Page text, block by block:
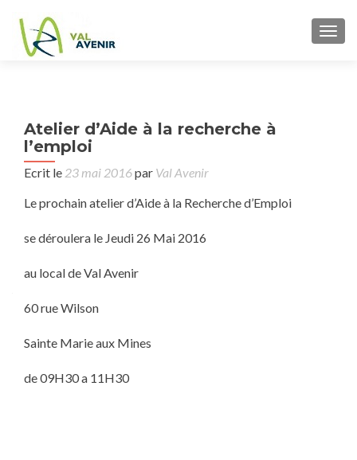
Atelier d’Aide à la recherche à
l’emploi
Ecrit le 23 mai 2016par Val Avenir
Le prochain atelier d’Aide à la Recherche d’Emploi
se déroulera le Jeudi 26 Mai 2016
au local de Val Avenir
60 rue Wilson
Sainte Marie aux Mines
de 09H30 a 11H30